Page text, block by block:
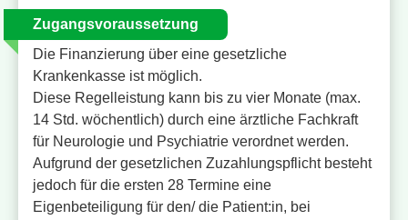
Zugangsvoraussetzung
Die Finanzierung über eine gesetzliche
Krankenkasse ist möglich.
Diese Regelleistung kann bis zu vier Monate (max.
14 Std. wöchentlich) durch eine ärztliche Fachkraft
für Neurologie und Psychiatrie verordnet werden.
Aufgrund der gesetzlichen Zuzahlungspflicht besteht
jedoch für die ersten 28 Termine eine
Eigenbeteiligung für den/ die Patient:in, bei